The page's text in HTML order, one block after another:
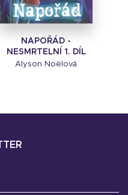
NAPOŘÁD -
NESMRTELNÍ 1. DÍL
Alyson Noëlová